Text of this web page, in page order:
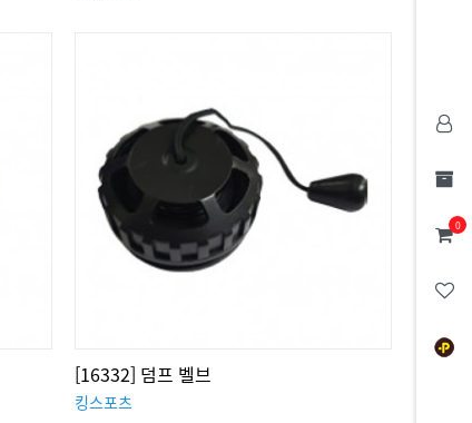
0
[16332] 덤프 벨브
킹스포츠